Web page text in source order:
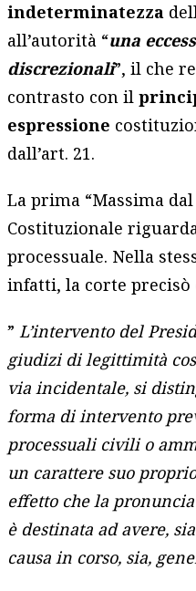
indeterminatezza
all’autorità “una
discrezionali”, il che
contrasto con il
espressione
dall’art. 21.
La prima “Massima
Costituzionale
processuale. Nella
infatti, la corte precisò
”L’intervento del
giudizi di legittimità
via incidentale, si
forma di intervento
processuali civili o
un carattere suo
effetto che la
è destinata ad avere,
causa in corso, sia,